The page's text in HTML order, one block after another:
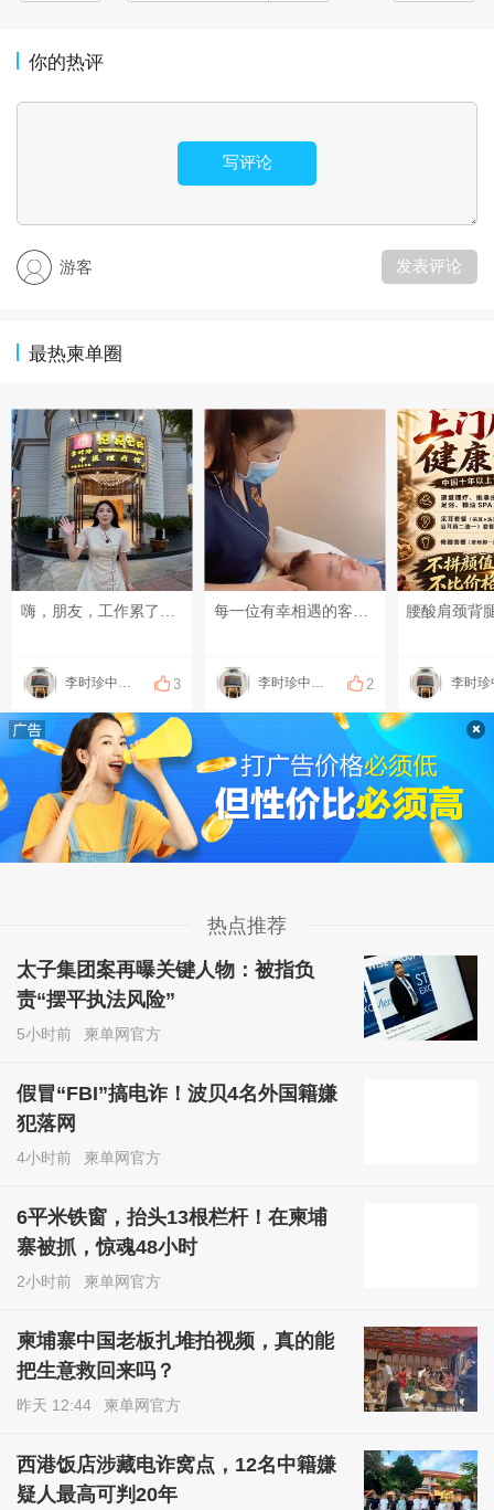
你的热评
写评论
游客 发表评论
最热柬单圈
李时珍中医理疗 3 李时珍中医理疗 2
热点推荐
太子集团案再曝关键人物：被指负
责“摆平执法风险”
5小时前 柬单网官方
假冒“FBI”搞电诈！波贝4名外国籍嫌
犯落网
4小时前 柬单网官方
6平米铁窗，抬头13根栏杆！在柬埔
寨被抓，惊魂48小时
2小时前 柬单网官方
柬埔寨中国老板扎堆拍视频，真的能
把生意救回来吗？
昨天 12:44 柬单网官方
西港饭店涉藏电诈窝点，12名中籍嫌
疑人最高可判20年